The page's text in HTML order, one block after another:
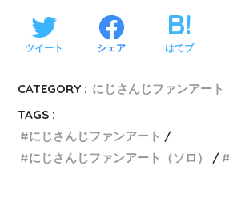
ツイート シェア はてブ
CATEGORY : にじさんじファンアート
TAGS :
にじさんじファンアート
にじさんじファンアート（ソロ）